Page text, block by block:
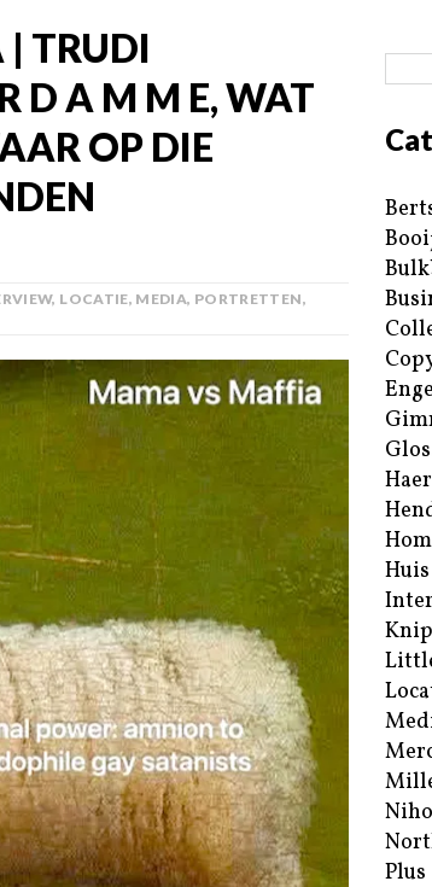
TRUDI
D A M M E, WAT
OP DIE
, LOCATIE, MEDIA, PORTRETTEN,
Plus